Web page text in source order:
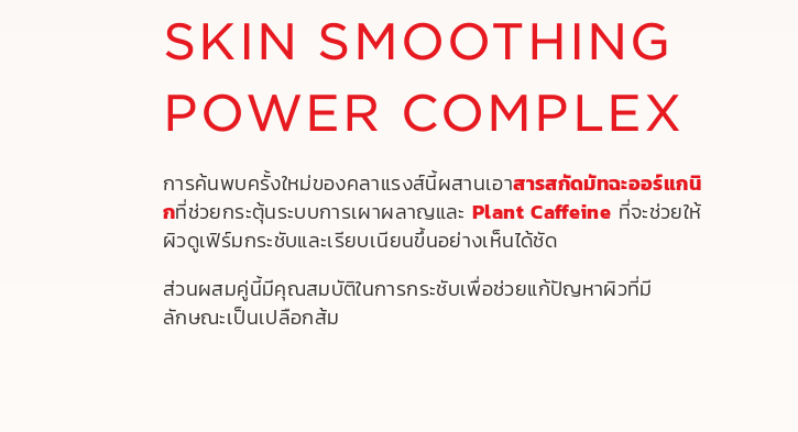
SKIN SMOOTHING
POWER COMPLEX
การค้นพบครั้งใหม่ของคลาแรงส์นี้ผสานเอาสารสกัดมัทฉะออร์แกนิ
กที่ช่วยกระตุ้นระบบการเผาผลาญและPlant Caffeine ที่จะช่วยให้
ผิวดูเฟิร์มกระชับและเรียบเนียนขึ้นอย่างเห็นได้ชัด
ส่วนผสมคู่นี้มีคุณสมบัติในการกระชับเพื่อช่วยแก้ปัญหาผิวที่มี
ลักษณะเป็นเปลือกส้ม